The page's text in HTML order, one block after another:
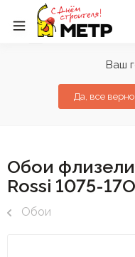
Ваш
Да, все верно
Обои
Rossi 1075-
Обои